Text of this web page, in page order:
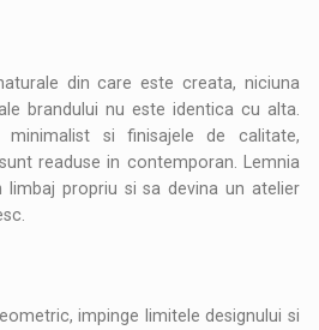
din care este creata, niciuna
brandului nu este identica cu alta.
minimalist si finisajele de calitate,
readuse in contemporan. Lemnia
limbaj propriu si sa devina un atelier
impinge limitele designului si